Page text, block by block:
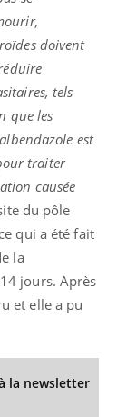
doivent
tels
que les
est
traiter
causée
du pôle
qui a été fait
la
jours. Après
et elle a pu
la newsletter